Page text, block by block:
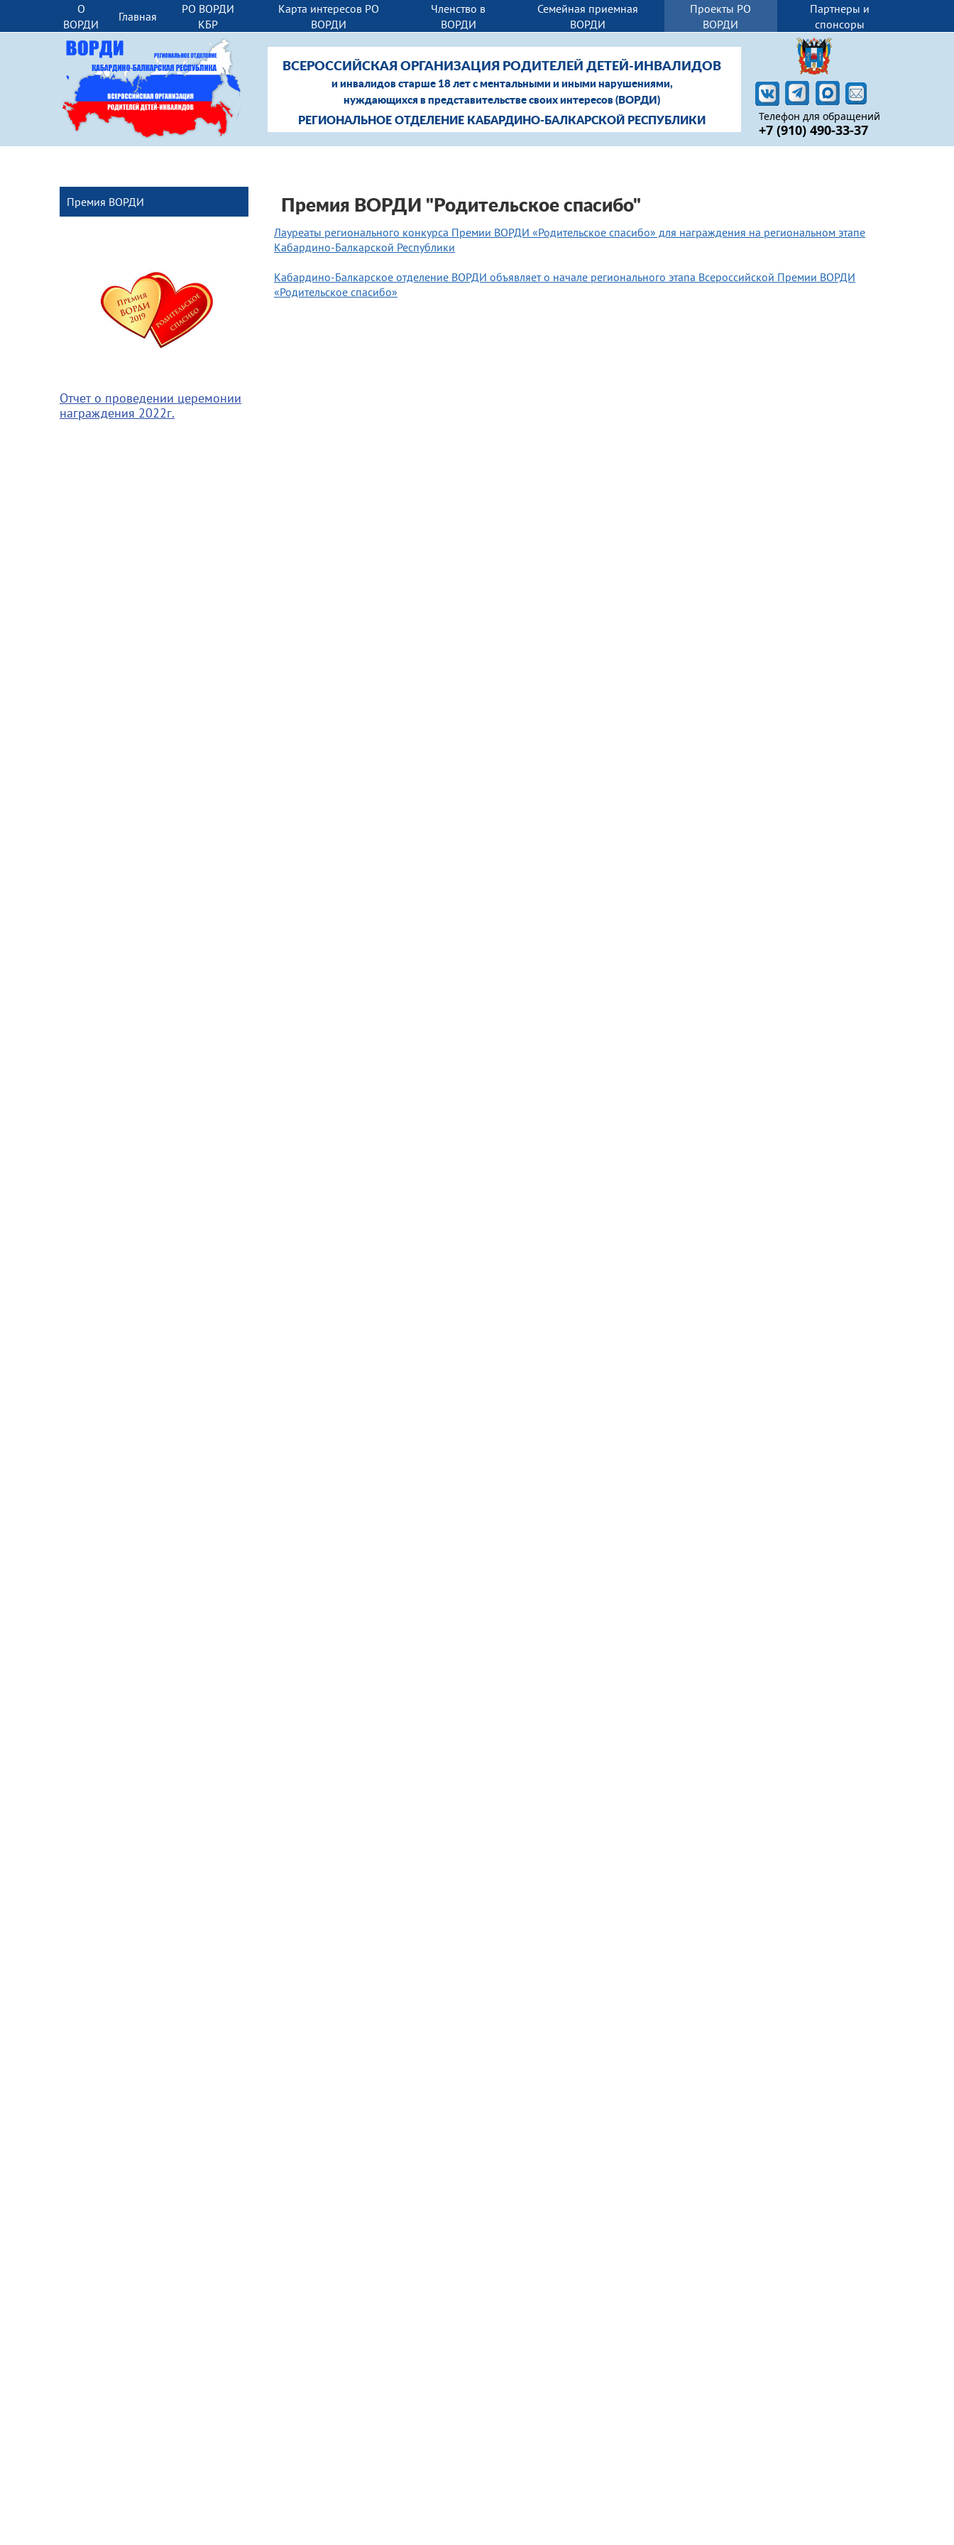
О
ВОРДИ
Главная
РО ВОРДИ
КБР
Карта интересов РО
ВОРДИ
Членство в
ВОРДИ
Семейная приемная
ВОРДИ
Проекты РО
ВОРДИ
Партнеры и
спонсоры
Телефон для обращений
+7 (910) 490-33-37
ВСЕРОССИЙСКАЯ ОРГАНИЗАЦИЯ РОДИТЕЛЕЙ ДЕТЕЙ-ИНВАЛИДОВ
и инвалидов старше 18 лет с ментальными и иными нарушениями,
нуждающихся в представительстве своих интересов (ВОРДИ)
РЕГИОНАЛЬНОЕ ОТДЕЛЕНИЕ КАБАРДИНО-БАЛКАРСКОЙ РЕСПУБЛИКИ
Премия ВОРДИ "Родительское спасибо"
Премия ВОРДИ
Отчет о проведении церемонии
награждения 2022г.
Лауреаты регионального конкурса Премии ВОРДИ «Родительское спасибо» для награждения на региональном этапе
Кабардино-Балкарской Республики
Кабардино-Балкарское отделение ВОРДИ объявляет о начале регионального этапа Всероссийской Премии ВОРДИ
«Родительское спасибо»